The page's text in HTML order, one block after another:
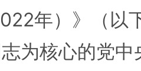
年）》（以
为核心的党